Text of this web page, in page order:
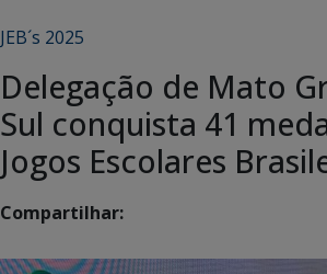
JEB´s 2025
Delegação de Mato
Sul conquista 41
Jogos Escolares
Compartilhar: